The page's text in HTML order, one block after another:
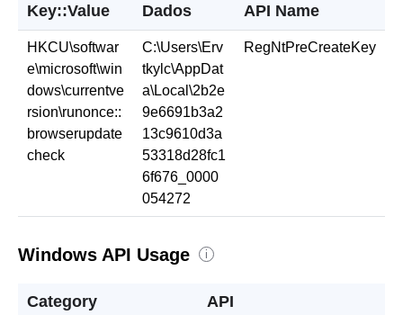
Key::Value Dados API Name
HKCU\softwar
e\microsoft\win
dows\currentve
rsion\runonce::
browserupdate
check
C:\Users\Erv
tkylc\AppDat
a\Local\2b2e
9e6691b3a2
13c9610d3a
53318d28fc1
6f676_0000
054272
RegNtPreCreateKey
Windows API Usage i
Category API